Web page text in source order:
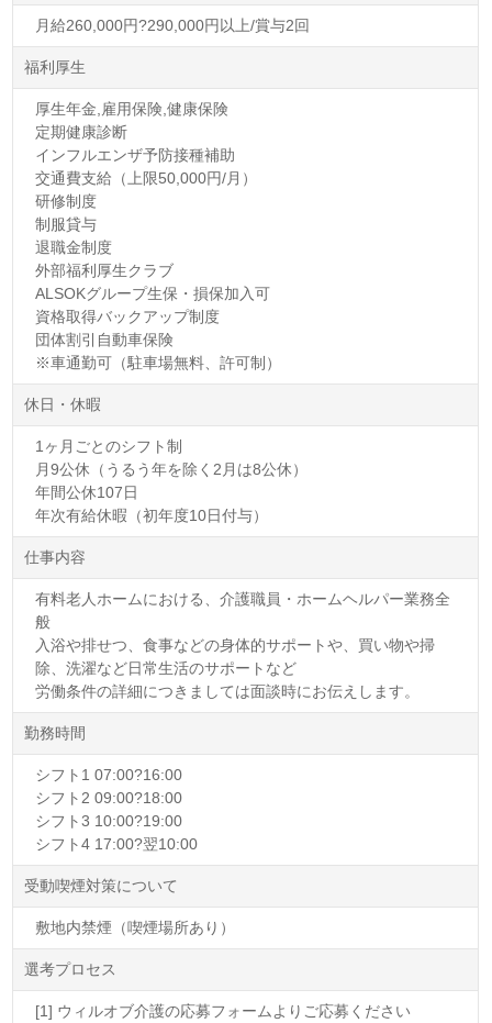
月給260,000円?290,000円以上/賞与2回
福利厚生
厚生年金,雇用保険,健康保険
定期健康診断
インフルエンザ予防接種補助
交通費支給（上限50,000円/月）
研修制度
制服貸与
退職金制度
外部福利厚生クラブ
ALSOKグループ生保・損保加入可
資格取得バックアップ制度
団体割引自動車保険
※車通勤可（駐車場無料、許可制）
休日・休暇
1ヶ月ごとのシフト制
月9公休（うるう年を除く2月は8公休）
年間公休107日
年次有給休暇（初年度10日付与）
仕事内容
有料老人ホームにおける、介護職員・ホームヘルパー業務全
般
入浴や排せつ、食事などの身体的サポートや、買い物や掃
除、洗濯など日常生活のサポートなど
労働条件の詳細につきましては面談時にお伝えします。
勤務時間
シフト1 07:00?16:00
シフト2 09:00?18:00
シフト3 10:00?19:00
シフト4 17:00?翌10:00
受動喫煙対策について
敷地内禁煙（喫煙場所あり）
選考プロセス
[1] ウィルオブ介護の応募フォームよりご応募ください